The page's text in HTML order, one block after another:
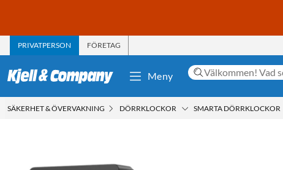
PRIVATPERSON FÖRETAG
Meny
SÄKERHET & ÖVERVAKNING DÖRRKLOCKOR SMARTA DÖRRKLOCKOR